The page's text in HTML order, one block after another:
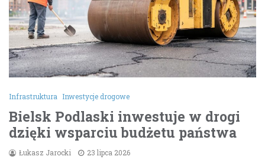
Infrastruktura Inwestycje drogowe
Bielsk Podlaski inwestuje w drogi
dzięki wsparciu budżetu państwa
Łukasz Jarocki 23 lipca 2026